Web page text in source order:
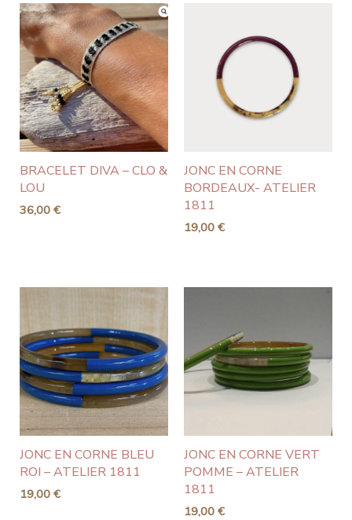
BRACELET DIVA – CLO &
LOU
36,00 €
JONC EN CORNE
BORDEAUX- ATELIER
1811
19,00 €
JONC EN CORNE BLEU
ROI – ATELIER 1811
19,00 €
JONC EN CORNE VERT
POMME – ATELIER
1811
19,00 €